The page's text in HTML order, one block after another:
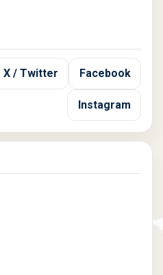
Facebook
X / Twitter
Instagram